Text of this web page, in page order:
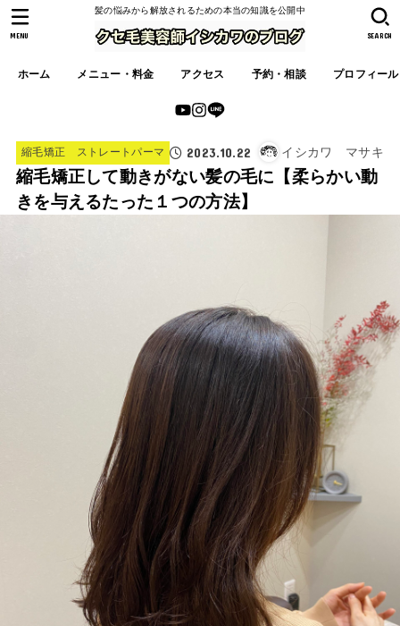
髪の悩みから解放されるための本当の知識を公開中
ホーム メニュー・料金 アクセス 予約・相談 プロフィール
SEARCH
MENU
縮毛矯正 ストレートパーマ 2023.10.22 イシカワ マサキ
縮毛矯正して動きがない髪の毛に【柔らかい動
きを与えるたった１つの方法】